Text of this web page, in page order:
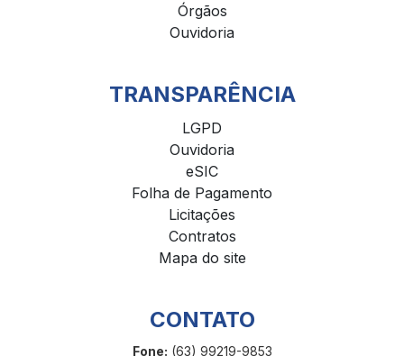
Órgãos
Ouvidoria
TRANSPARÊNCIA
LGPD
Ouvidoria
eSIC
Folha de Pagamento
Licitações
Contratos
Mapa do site
CONTATO
Fone: (63) 99219-9853